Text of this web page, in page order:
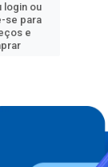
login ou
se para
e